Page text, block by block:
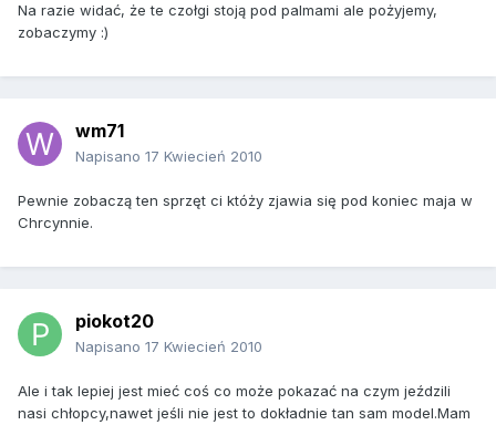
Na razie widać, że te czołgi stoją pod palmami ale pożyjemy,
zobaczymy :)
wm71
Napisano 17 Kwiecień 2010
Pewnie zobaczą ten sprzęt ci któży zjawia się pod koniec maja w
Chrcynnie.
piokot20
Napisano 17 Kwiecień 2010
Ale i tak lepiej jest mieć coś co może pokazać na czym jeździli
nasi chłopcy,nawet jeśli nie jest to dokładnie tan sam model.Mam